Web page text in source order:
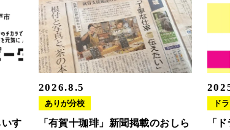
す
2026.8.5
ありが分校
「有賀十珈琲」新聞掲載のおしら
ドラ
「